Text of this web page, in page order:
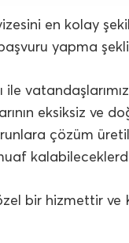
en kolay
yapma
ile
eksiksiz ve
çözüm
bir hizmettir